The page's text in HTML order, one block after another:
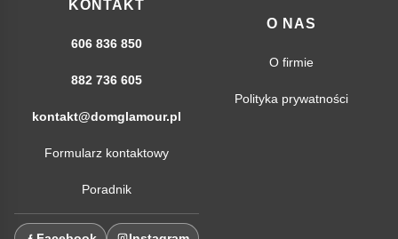
KONTAKT
606 836 850
882 736 605
kontakt@domglamour.pl
Formularz kontaktowy
Poradnik
O NAS
O firmie
Polityka prywatności